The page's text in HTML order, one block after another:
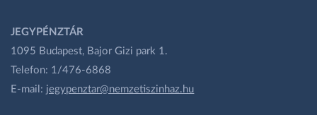
JEGYPÉNZTÁR
1095 Budapest, Bajor Gizi park 1.
Telefon: 1/476-6868
E-mail: jegypenztar@nemzetiszinhaz.hu